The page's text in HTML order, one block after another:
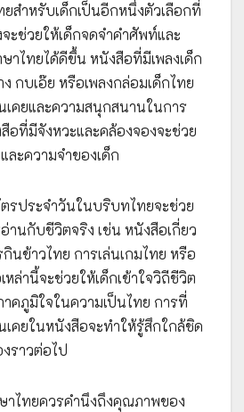
ยสำหรับเด็กเป็นอีกหนึ่งตัวเลือกที่
จะช่วยให้เด็กจดจำคำศัพท์และ
าไทยได้ดีขึ้น หนังสือที่มีเพลงเด็ก
กบเอ๊ย หรือเพลงกล่อมเด็กไทย
เคยและความสนุกสนานในการ
ที่มีจังหวะและคล้องจองจะช่วย
ะความจำของเด็ก
รประจำวันในบริบทไทยจะช่วย
านกับชีวิตจริง เช่น หนังสือเกี่ยว
นข้าวไทย การเล่นเกมไทย หรือ
หล่านี้จะช่วยให้เด็กเข้าใจวิถีชีวิต
าคภูมิใจในความเป็นไทย การที่
เคยในหนังสือจะทำให้รู้สึกใกล้ชิด
ราวต่อไป
าไทยควรคำนึงถึงคุณภาพของ